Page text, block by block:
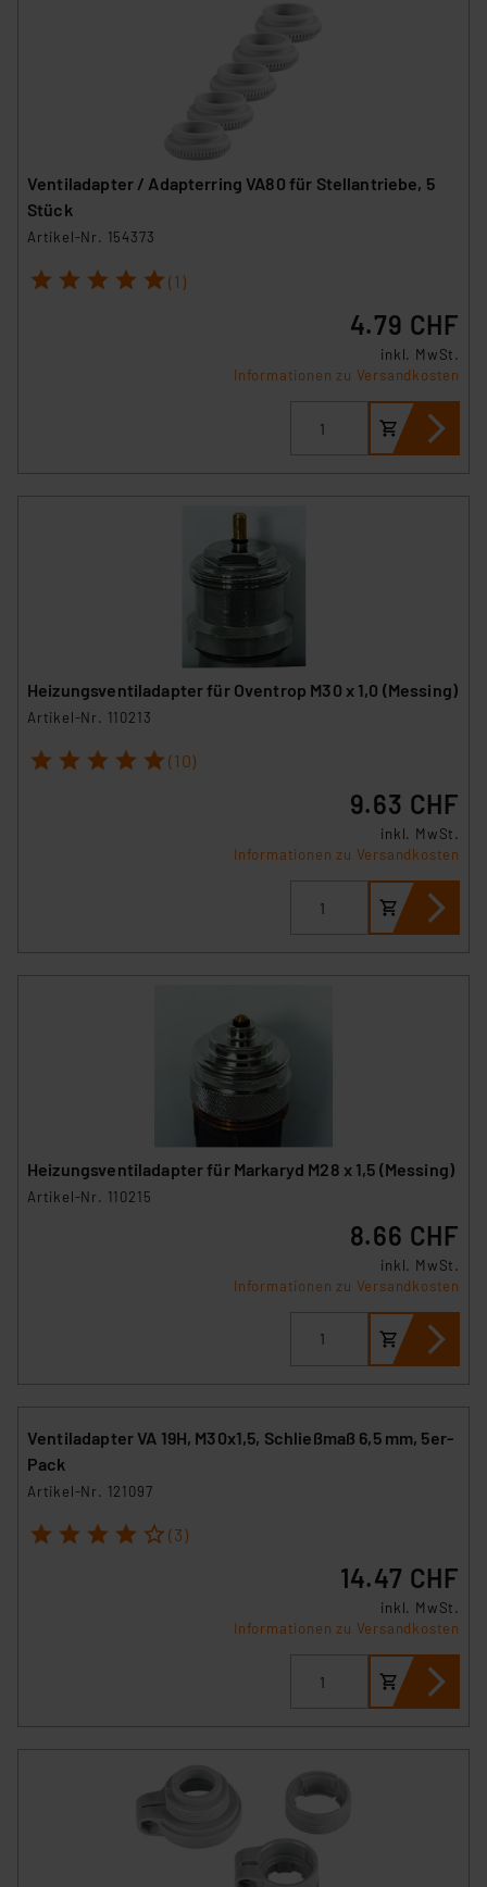
Ventiladapter / Adapterring VA80 für Stellantriebe, 5
Stück
Artikel-Nr. 154373
1 2 3 4 5 (1)
4.79 CHF
inkl. MwSt.
Informationen zu Versandkosten
Heizungsventiladapter für Oventrop M30 x 1,0 (Messing)
Artikel-Nr. 110213
1 2 3 4 5 (10)
9.63 CHF
inkl. MwSt.
Informationen zu Versandkosten
Heizungsventiladapter für Markaryd M28 x 1,5 (Messing)
Artikel-Nr. 110215
8.66 CHF
inkl. MwSt.
Informationen zu Versandkosten
Ventiladapter VA 19H, M30x1,5, Schließmaß 6,5 mm, 5er-
Pack
Artikel-Nr. 121097
1 2 3 4 5 (3)
14.47 CHF
inkl. MwSt.
Informationen zu Versandkosten